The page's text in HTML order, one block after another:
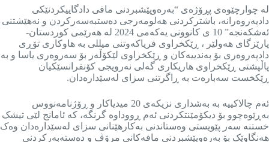
لە چوارچێوەی پڕۆژەی “بەرەوپێشبردنی مافی دادگاییکردنێکی
دادپەروەرانە، باشترکردنی هەلومەرجی دەستبەسەرکردن و نەهێشتنی
ئەشکەنجە” 10 ی کانوونی یەکەمی 2024 لە هەرێمی کوردستان-
پارێزگای هەولێر ، ڕێکخراوی فریاکەوتنی میللی بە هاوکاری تۆڕی
دادپەروەری بۆ بەندییەکان و ڕێکخراوی لێکۆڵەر بۆ سەروەری یاسا و بە
پاڵپشتی ڕێکخراوی هاریکاری گەلی نەرویجی کۆنفرانسێکیان
ڕێکخست سەبارەت بە ڕاگرتنی سزای لەسێدارەدان.
ئەم چالاکییە بە بەشداری نزیکەی 20 میدیاکار و ڕۆژنامەنووس
بەڕێوەچوو بۆ دیکۆمێنتکردنی ئەم ڕووداوە گرنگە، کە ئامانج لێی تیشک
خستنە سەر پێویستی وەستاندنی بەکارهێنانی سزای لەسێدارەدان وەک
هەنگاوێک بۆ بەرەوپێشبردنی مافەکانی مرۆڤ و دەستەبەرکردنی